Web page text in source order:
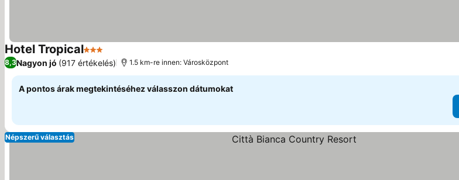
Hotel Tropical3 KategóriaÁrak megjelenítése
8,3Nagyon jó (917 értékelés) 1.5 km-re innen: Városközpont
A pontos árak megtekintéséhez válasszon dátumokat
Népszerű választás